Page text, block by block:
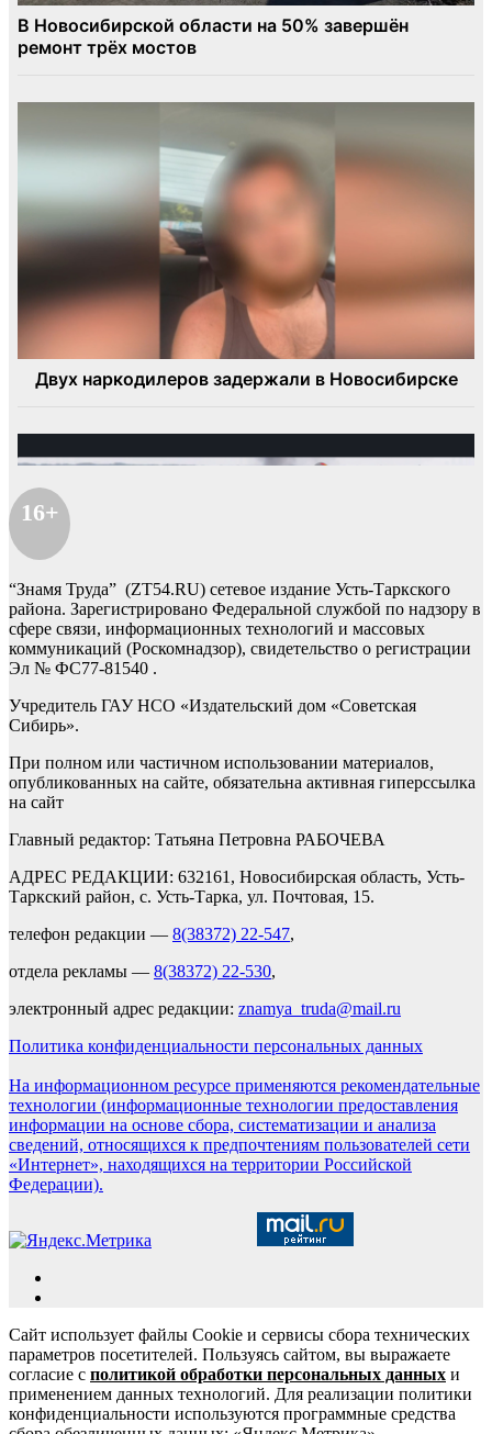
16+
“Знамя Труда” (ZT54.RU) сетевое издание Усть-Таркского
района. Зарегистрировано Федеральной службой по надзору в
сфере связи, информационных технологий и массовых
коммуникаций (Роскомнадзор), свидетельство о регистрации
Эл № ФС77-81540 .
Учредитель ГАУ НСО «Издательский дом «Советская
Сибирь».
При полном или частичном использовании материалов,
опубликованных на сайте, обязательна активная гиперссылка
на сайт
Главный редактор: Татьяна Петровна РАБОЧЕВА
АДРЕС РЕДАКЦИИ: 632161, Новосибирская область, Усть-
Таркский район, с. Усть-Тарка, ул. Почтовая, 15.
телефон редакции — 8(38372) 22-547,
отдела рекламы — 8(38372) 22-530,
электронный адрес редакции: znamya_truda@mail.ru
Политика конфиденциальности персональных данных
На информационном ресурсе применяются рекомендательные
технологии (информационные технологии предоставления
информации на основе сбора, систематизации и анализа
сведений, относящихся к предпочтениям пользователей сети
«Интернет», находящихся на территории Российской
Федерации).
Сайт использует файлы Cookie и сервисы сбора технических
параметров посетителей. Пользуясь сайтом, вы выражаете
согласие с политикой обработки персональных данных и
применением данных технологий. Для реализации политики
конфиденциальности используются программные средства